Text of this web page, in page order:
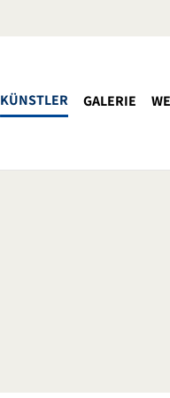
KÜNSTLER GALERIE